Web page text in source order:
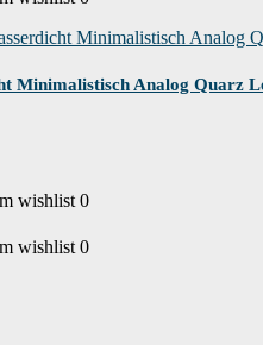
Minimalistisch Analog Quarz
wishlist 0
wishlist 0